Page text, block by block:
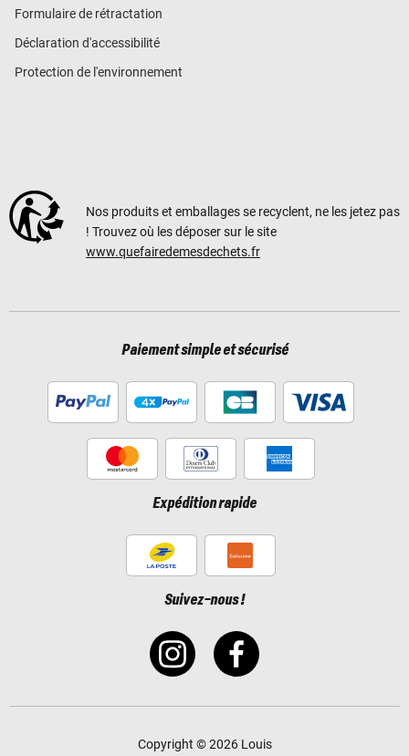
Formulaire de rétractation
Déclaration d'accessibilité
Protection de l'environnement
Nos produits et emballages se recyclent, ne les jetez pas
! Trouvez où les déposer sur le site
www.quefairedemesdechets.fr
Paiement simple et sécurisé
Expédition rapide
Suivez-nous !
Copyright © 2026 Louis